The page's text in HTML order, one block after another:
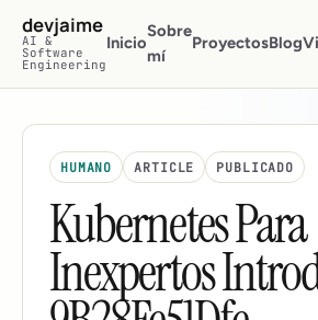
Saltar al contenido principal
devjaime
AI &
Software
Engineering
Inicio
Sobre
mí
ProyectosBlog
HUMANO ARTICLE PUBLICADO
Kubernetes Para
Inexpertos